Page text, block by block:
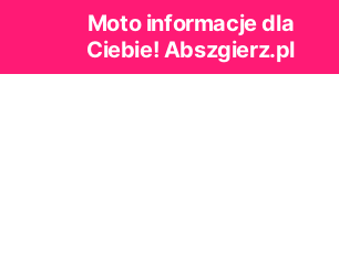
Moto informacje dla
Ciebie! Abszgierz.pl